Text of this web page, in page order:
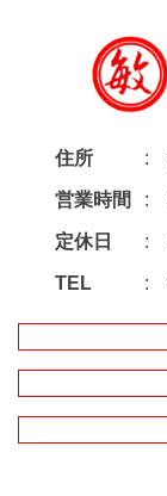
住所
営業時間
定休日
TEL